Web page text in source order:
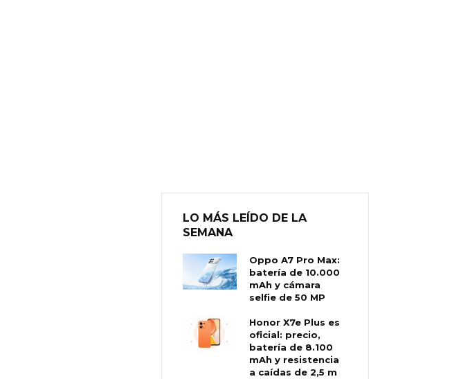
LO MÁS LEÍDO DE LA
SEMANA
Oppo A7 Pro Max:
batería de 10.000
mAh y cámara
selfie de 50 MP
Honor X7e Plus es
oficial: precio,
batería de 8.100
mAh y resistencia
a caídas de 2,5 m